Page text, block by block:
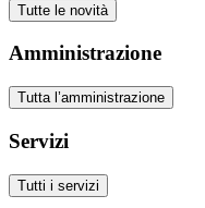
Tutte le novità
Amministrazione
Tutta l’amministrazione
Servizi
Tutti i servizi